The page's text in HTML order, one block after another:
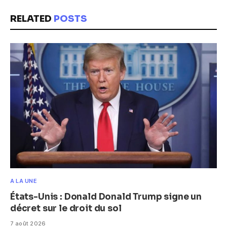
RELATED POSTS
A LA UNE
États-Unis : Donald Donald Trump signe un
décret sur le droit du sol
7 août 2026